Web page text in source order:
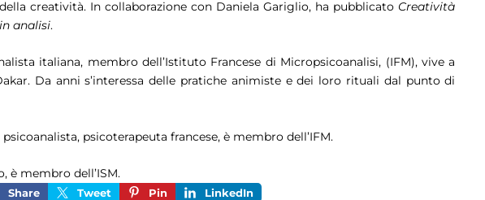
creatività. In collaborazione con Daniela Gariglio, ha pubblicato Creatività
analisi.
italiana, membro dell’Istituto Francese di Micropsicoanalisi, (IFM), vive a
Da anni s’interessa delle pratiche animiste e dei loro rituali dal punto di
psicoanalista, psicoterapeuta francese, è membro dell’IFM.
è membro dell’ISM.
Share Tweet Pin LinkedIn